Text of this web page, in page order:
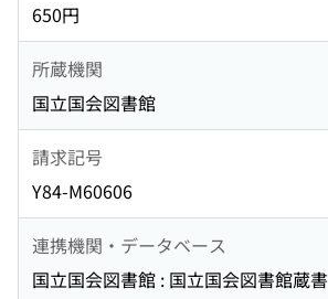
650円
所蔵機関
国立国会図書館
請求記号
Y84-M60606
連携機関・データベース
国立国会図書館 : 国立国会図書館蔵書